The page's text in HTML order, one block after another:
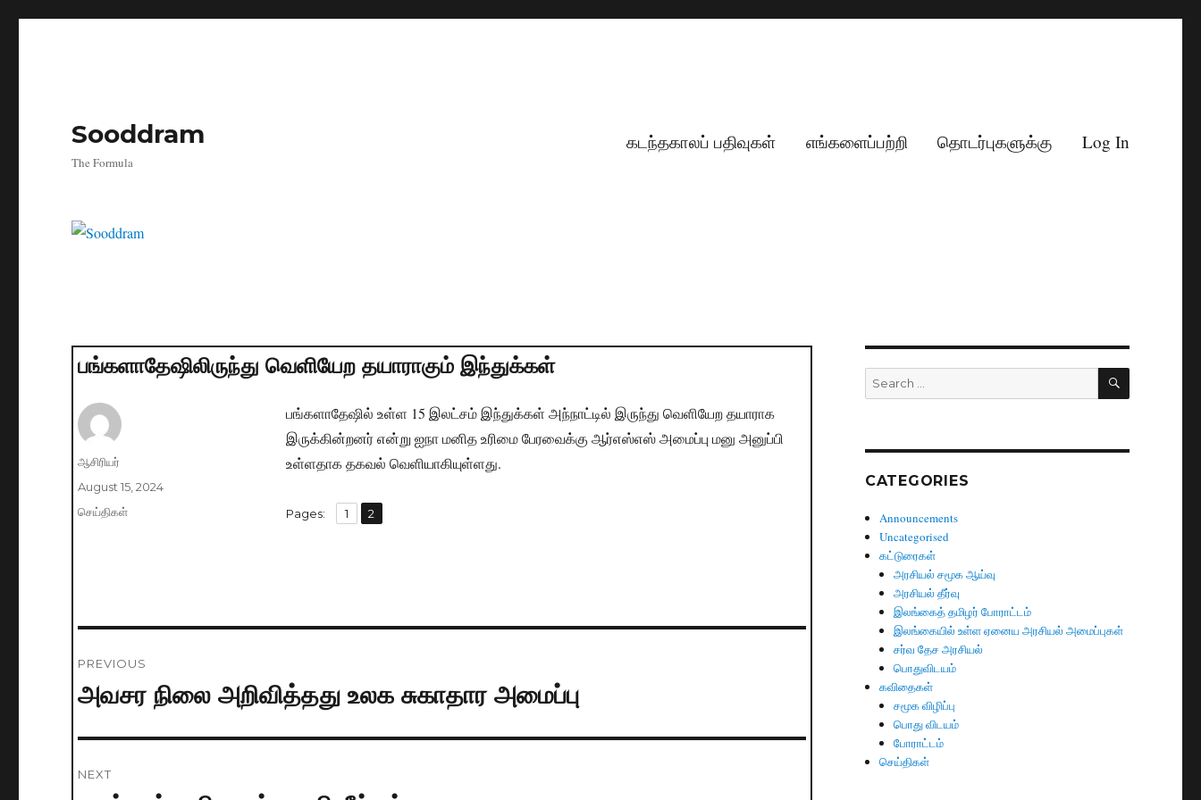
Sooddram
The Formula
கடந்தகாலப் பதிவுகள் எங்களைப்பற்றி தொடர்புகளுக்கு Log In
பங்களாதேஷிலிருந்து வெளியேற தயாராகும் இந்துக்கள்
பங்களாதேஷில் உள்ள 15 இலட்சம் இந்துக்கள் அந்நாட்டில் இருந்து வெளியேற தயாராக
இருக்கின்றனர் என்று ஐநா மனித உரிமை பேரவைக்கு ஆர்எஸ்எஸ் அமைப்பு மனு அனுப்பி
உள்ளதாக தகவல் வெளியாகியுள்ளது.
Pages: Page
1 ,
Page
2
Author
ஆசிரியர்
Posted
on
August 15, 2024
Categories
செய்திகள்
navigation
PREVIOUS
Previous
அவசர நிலை அறிவித்தது உலக சுகாதார அமைப்பு
NEXT
Search
for:
SEARCH
CATEGORIES
Announcements
Uncategorised
கட்டுரைகள்
அரசியல் சமூக ஆய்வு
அரசியல் தீர்வு
இலங்கைத் தமிழர் போராட்டம்
இலங்கையில் உள்ள ஏனைய அரசியல் அமைப்புகள்
சர்வ தேச அரசியல்
பொதுவிடயம்
கவிதைகள்
சமூக விழிப்பு
பொது விடயம்
போராட்டம்
செய்திகள்